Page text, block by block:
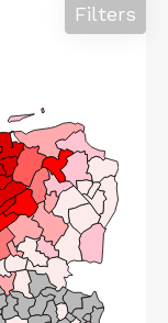
Filters